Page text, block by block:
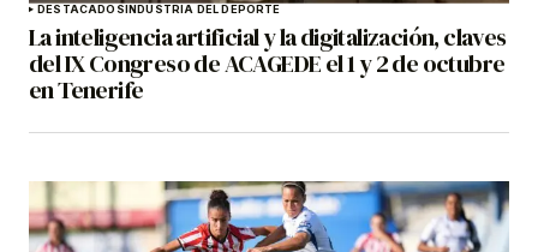
DESTACADOSINDUSTRIA DEL DEPORTE
La inteligencia artificial y la digitalización, claves
del IX Congreso de ACAGEDE el 1 y 2 de octubre
en Tenerife